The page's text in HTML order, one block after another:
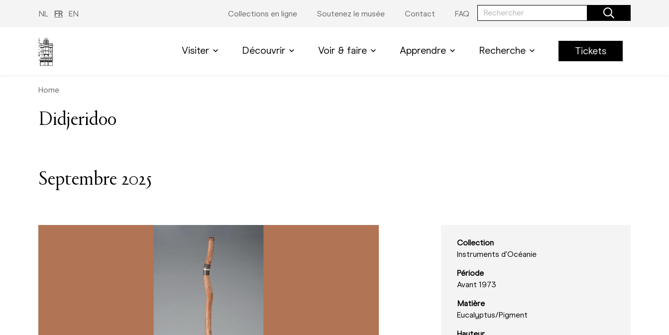
NL FR EN Collections en ligne Soutenez le musée Contact FAQ
Visiter Découvrir Voir & faire Apprendre Recherche Tickets
Home
Didjeridoo
Septembre 2025
Collection
Instruments d'Océanie
Période
Avant 1973
Matière
Eucalyptus/Pigment